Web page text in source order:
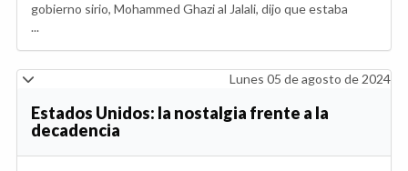
gobierno sirio, Mohammed Ghazi al Jalali, dijo que estaba
...
Lunes 05 de agosto de 2024
Estados Unidos: la nostalgia frente a la
decadencia